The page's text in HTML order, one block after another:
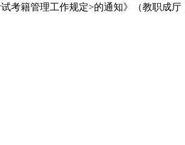
考籍管理工作规定>的通知》（教职成